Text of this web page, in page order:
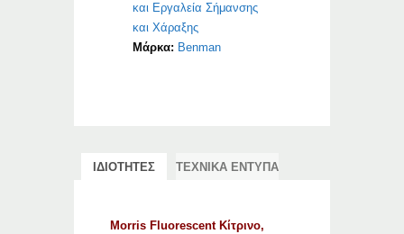
και Εργαλεία Σήμανσης
και Χάραξης
Μάρκα: Benman
ΙΔΙΟΤΗΤΕΣ ΤΕΧΝΙΚΑ ΕΝΤΥΠΑ
Morris Fluorescent Κίτρινο,